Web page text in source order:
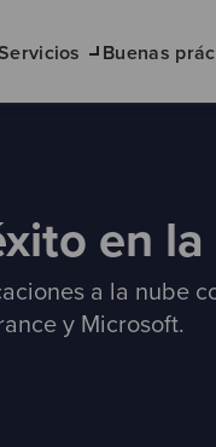
Buenas
en
a la nube
y Microsoft.